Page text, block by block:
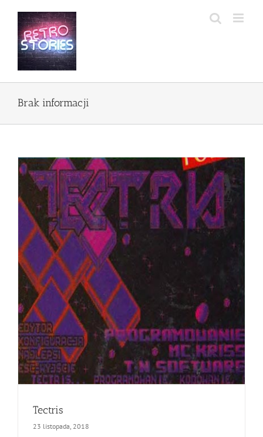
zawartości
Brak informacji
Tectris
23 listopada, 2018